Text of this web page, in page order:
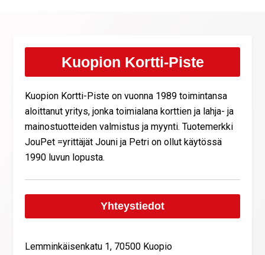
Kuopion Kortti-Piste
Kuopion Kortti-Piste on vuonna 1989 toimintansa
aloittanut yritys, jonka toimialana korttien ja lahja- ja
mainostuotteiden valmistus ja myynti. Tuotemerkki
JouPet =yrittäjät Jouni ja Petri on ollut käytössä
1990 luvun lopusta.
Yhteystiedot
Lemminkäisenkatu 1, 70500 Kuopio